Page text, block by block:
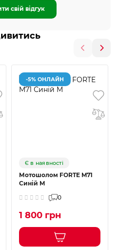
свій відгук
-5% ОНЛАЙН
Є в наявності
Мотошолом FORTE M71
Синій M
0
1 800 грн